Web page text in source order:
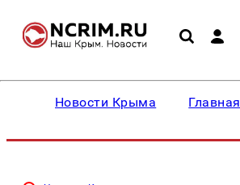
Новости Крыма Главная